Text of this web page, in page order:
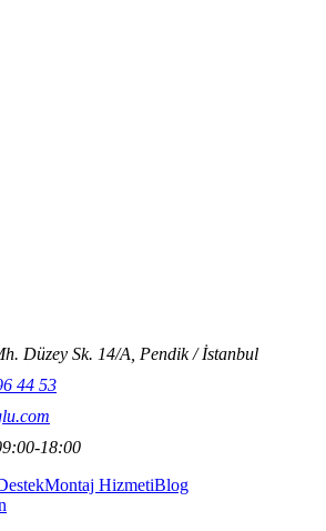
Düzey Sk. 14/A, Pendik / İstanbul
44 53
18:00
Montaj HizmetiBlog